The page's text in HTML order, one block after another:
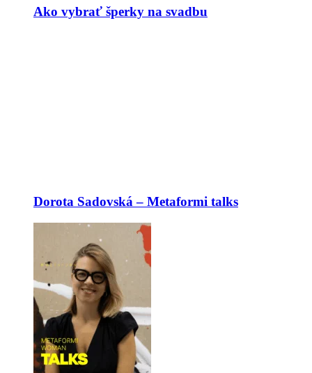
Ako vybrať šperky na svadbu
Dorota Sadovská – Metaformi talks